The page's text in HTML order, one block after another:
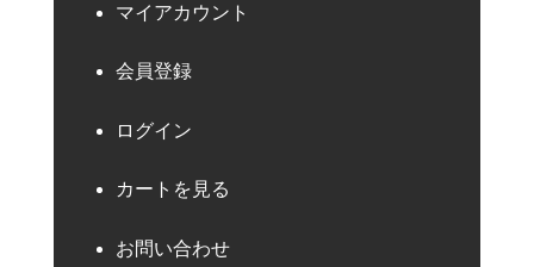
マイアカウント
会員登録
ログイン
カートを見る
お問い合わせ